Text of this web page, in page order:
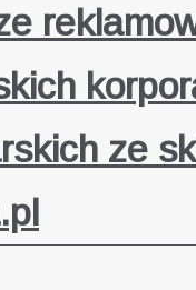
ze